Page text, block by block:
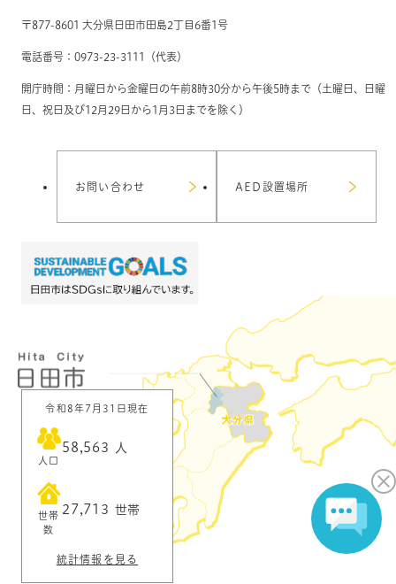
〒877-8601 大分県日田市田島2丁目6番1号
電話番号：0973-23-3111（代表）
開庁時間：月曜日から金曜日の午前8時30分から午後5時まで（土曜日、日曜
日、祝日及び12月29日から1月3日までを除く）
お問い合わせ AED設置場所
令和8年7月31日現在
人口
58,563 人
世帯
数
27,713 世帯
統計情報を見る